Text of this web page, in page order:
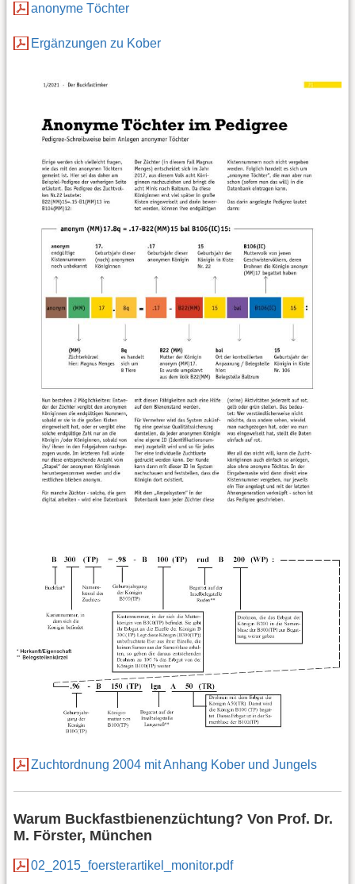
anonyme Töchter
Ergänzungen zu Kober
Zuchtordnung 2004 mit Anhang Kober und Jungels
Warum Buckfastbienenzüchtung? Von Prof. Dr.
M. Förster, München
02_2015_foersterartikel_monitor.pdf